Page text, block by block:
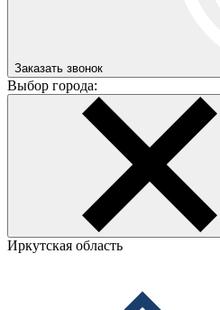
Заказать звонок
Выбор города:
Иркутская область